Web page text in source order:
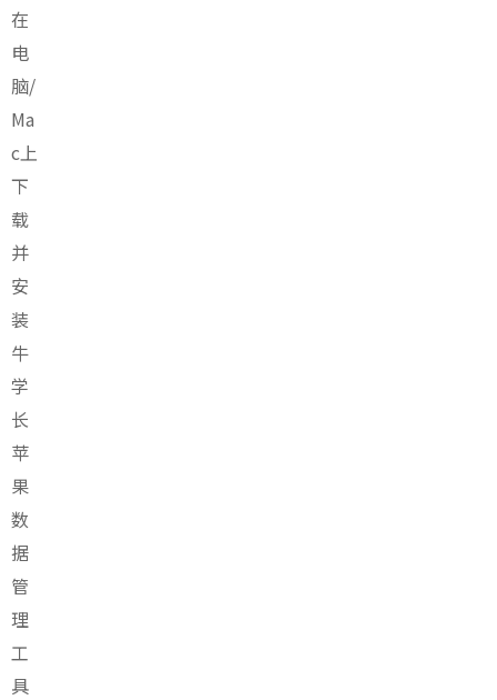
在
电
脑/
Ma
c上
下
载
并
安
装
牛
学
长
苹
果
数
据
管
理
工
具